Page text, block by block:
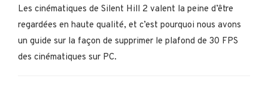
Les cinématiques de Silent Hill 2 valent la peine d’être
regardées en haute qualité, et c’est pourquoi nous avons
un guide sur la façon de supprimer le plafond de 30 FPS
des cinématiques sur PC.